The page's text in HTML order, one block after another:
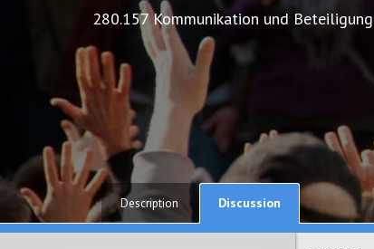
280.157 Kommunikation und
Description
Discussion